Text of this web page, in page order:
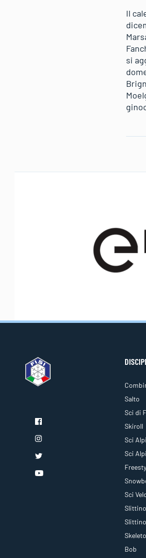
Il
si
Salto
Sci di
Skiroll
Sci
Sci
Sci
Slittino
Bob